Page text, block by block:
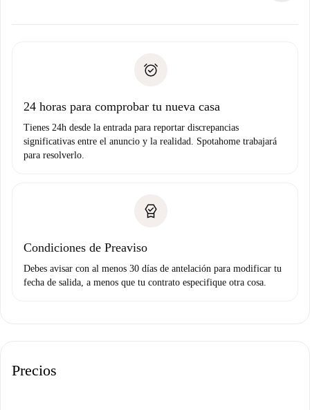
Prueba de solvencia
no nos comunicas ningún problema.
24 horas para comprobar tu nueva casa
Tienes 24h desde la entrada para reportar discrepancias
significativas entre el anuncio y la realidad. Spotahome trabajará
para resolverlo.
Condiciones de Preaviso
Debes avisar con al menos 30 días de antelación para modificar tu
fecha de salida, a menos que tu contrato especifique otra cosa.
Precios